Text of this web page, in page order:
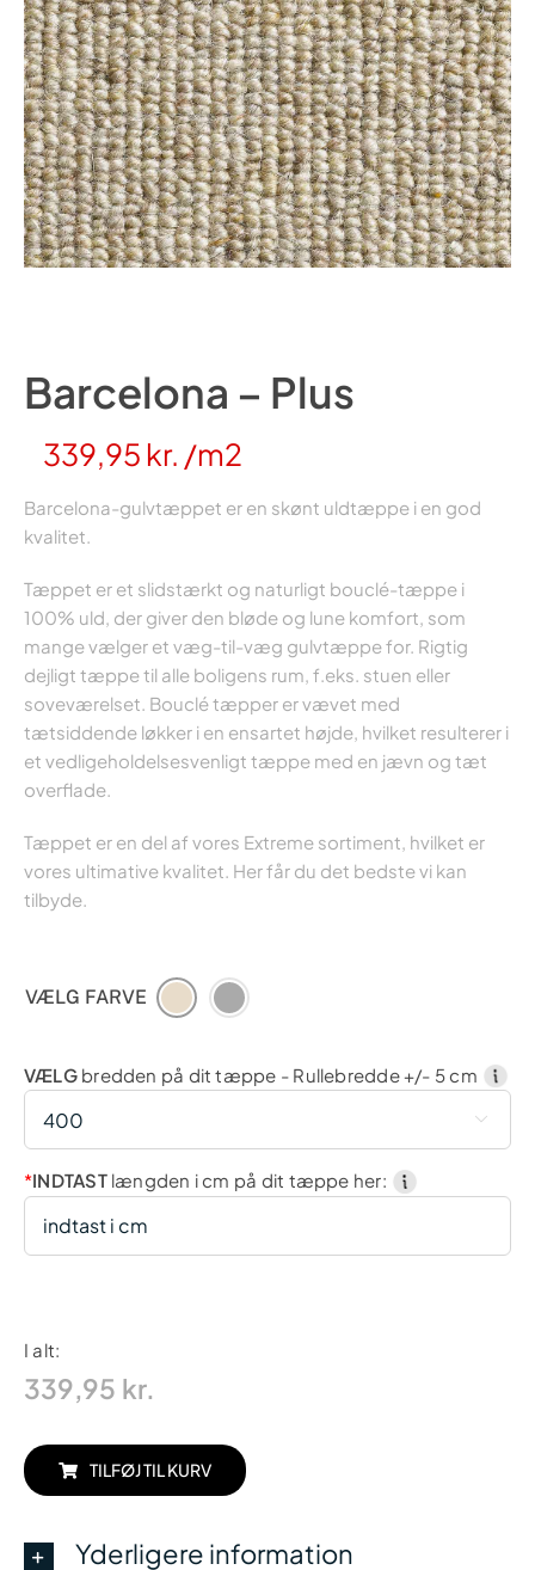
Barcelona – Plus
339,95 kr. /m2
Barcelona-gulvtæppet er en skønt uldtæppe i en god
kvalitet.
Tæppet er et slidstærkt og naturligt bouclé-tæppe i
100% uld, der giver den bløde og lune komfort, som
mange vælger et væg-til-væg gulvtæppe for. Rigtig
dejligt tæppe til alle boligens rum, f.eks. stuen eller
soveværelset. Bouclé tæpper er vævet med
tætsiddende løkker i en ensartet højde, hvilket resulterer i
et vedligeholdelsesvenligt tæppe med en jævn og tæt
overflade.
Tæppet er en del af vores Extreme sortiment, hvilket er
vores ultimative kvalitet. Her får du det bedste vi kan
tilbyde.
VÆLG FARVE
VÆLGbredden på dit tæppe - Rullebredde +/- 5 cm

*INDTASTlængden i cm på dit tæppe her:
I alt:
339,95 kr.
TILFØJ TIL KURV
Yderligere information